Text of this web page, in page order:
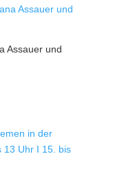
Assauer und